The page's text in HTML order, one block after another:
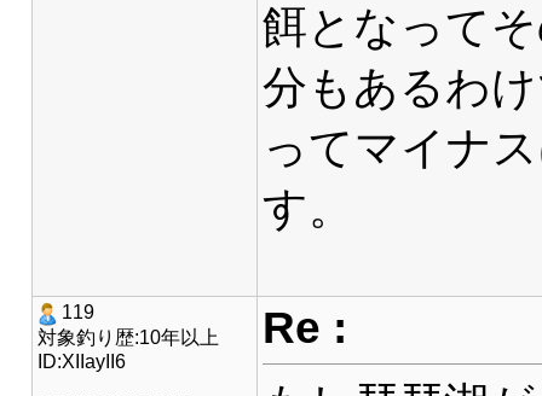
餌となって
分もあるわ
ってマイナ
す。
119
対象釣り歴:10年以上
ID:XIIayII6
Re :